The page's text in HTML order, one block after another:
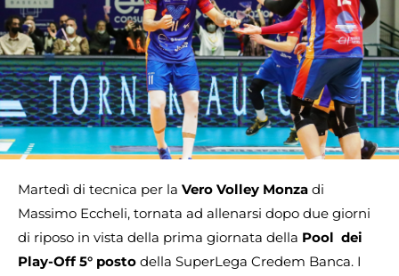
Martedì di tecnica per la Vero Volley Monza di
Massimo Eccheli, tornata ad allenarsi dopo due giorni
di riposo in vista della prima giornata della Pool dei
Play-Off 5° posto della SuperLega Credem Banca. I